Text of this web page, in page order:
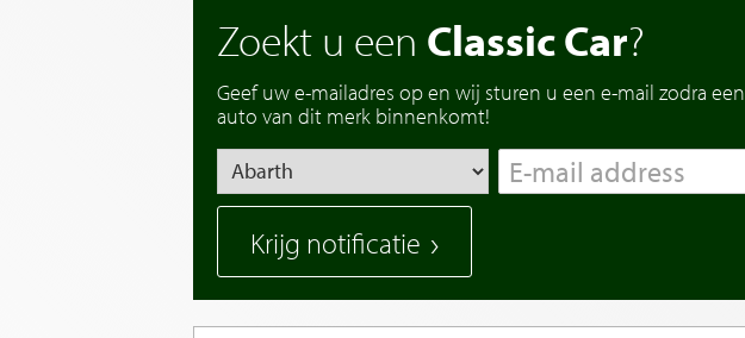
Zoekt u een Classic Car?
Geef uw e-mailadres op en wij sturen u een e-mail zodra een
auto van dit merk binnenkomt!
Krijg notificatie